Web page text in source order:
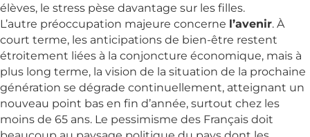
élèves, le stress pèse davantage sur les filles.
L’autre préoccupation majeure concerne l’avenir. À
court terme, les anticipations de bien-être restent
étroitement liées à la conjoncture économique, mais à
plus long terme, la vision de la situation de la prochaine
génération se dégrade continuellement, atteignant un
nouveau point bas en fin d’année, surtout chez les
moins de 65 ans. Le pessimisme des Français doit